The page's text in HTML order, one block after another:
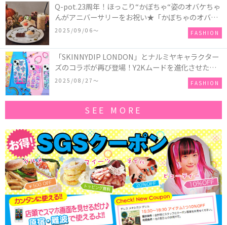
Q-pot.23周年！ほっこり“かぼちゃ“姿のオバケちゃ
んがアニバーサリーをお祝い★「かぼちゃのオバケ
ーキアクセサリー」が新発売！Q-pot CAFE.では
「かぼちゃのオバケーキプレート」も登場
2025/09/06〜 FASHION
「SKINNYDIP LONDON」とナルミヤキャラクター
ズのコラボが再び登場！Y2Kムードを進化させた新
作コレクションを発売♪
2025/08/27〜 FASHION
SEE MORE